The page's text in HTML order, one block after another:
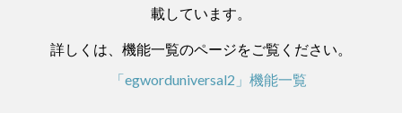
載しています。
詳しくは、機能一覧のページをご覧ください。
「egworduniversal2」機能一覧